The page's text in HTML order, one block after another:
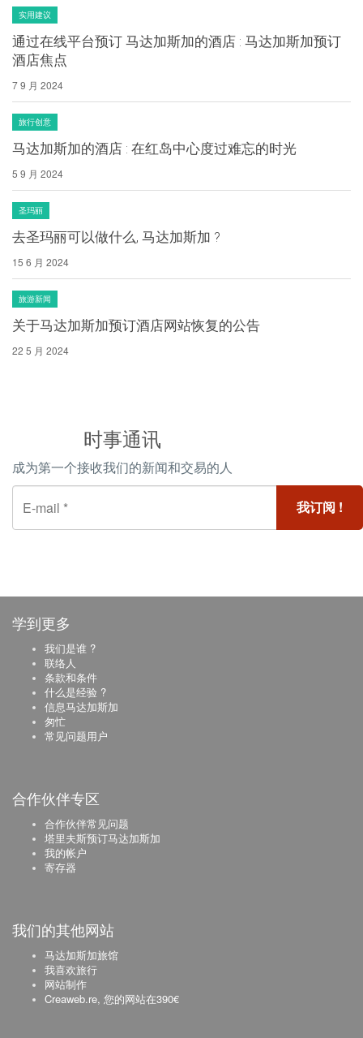
实用建议
通过在线平台预订 马达加斯加的酒店 : 马达加斯加预订
酒店焦点
7 9 月 2024
旅行创意
马达加斯加的酒店 : 在红岛中心度过难忘的时光
5 9 月 2024
圣玛丽
去圣玛丽可以做什么, 马达加斯加 ?
15 6 月 2024
旅游新闻
关于马达加斯加预订酒店网站恢复的公告
22 5 月 2024
时事通讯
成为第一个接收我们的新闻和交易的人
学到更多
我们是谁 ?
联络人
条款和条件
什么是经验 ?
信息马达加斯加
匆忙
常见问题用户
合作伙伴专区
合作伙伴常见问题
塔里夫斯预订马达加斯加
我的帐户
寄存器
我们的其他网站
马达加斯加旅馆
我喜欢旅行
网站制作
Creaweb.re, 您的网站在390€